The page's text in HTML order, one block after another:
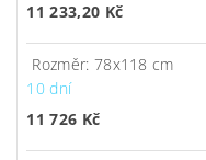
11 233,20 Kč
Rozměr: 78x118 cm
10 dní
11 726 Kč